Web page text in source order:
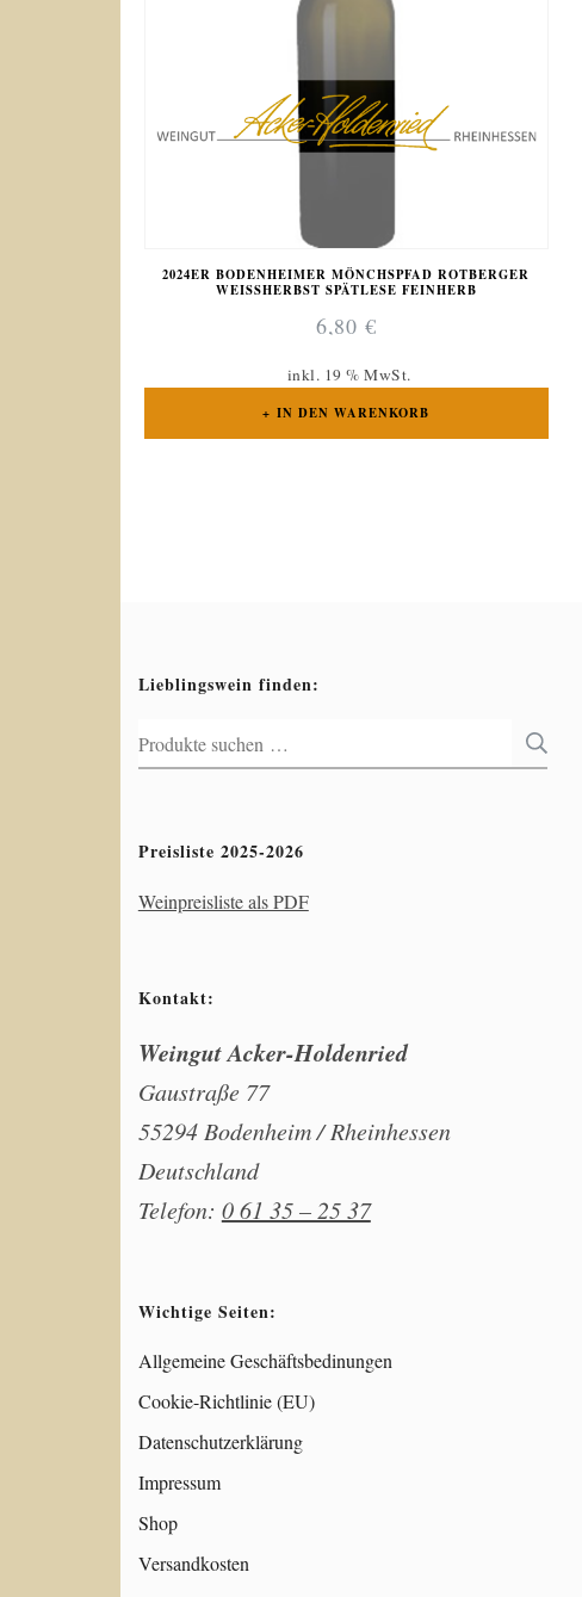
2024ER BODENHEIMER MÖNCHSPFAD ROTBERGER
WEISSHERBST SPÄTLESE FEINHERB
6,80 €
inkl. 19 % MwSt.
IN DEN WARENKORB
Lieblingswein finden:
Suchen
nach:
Preisliste 2025-2026
Weinpreisliste als PDF
Kontakt:
Weingut Acker-Holdenried
Gaustraße 77
55294 Bodenheim / Rheinhessen
Deutschland
Telefon: 0 61 35 – 25 37
Wichtige Seiten:
Allgemeine Geschäftsbedinungen
Cookie-Richtlinie (EU)
Datenschutzerklärung
Impressum
Shop
Versandkosten